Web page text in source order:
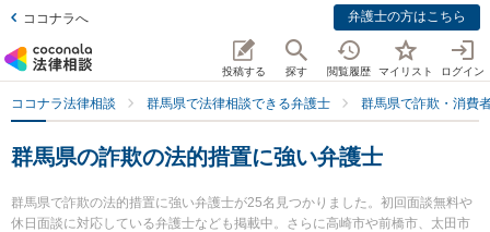
ココナラへ 弁護士の方はこちら
投稿する 探す 閲覧履歴 マイリスト ログイン
ココナラ法律相談 群馬県で法律相談できる弁護士 群馬県で詐欺・消費
群馬県の詐欺の法的措置に強い弁護士
群馬県で詐欺の法的措置に強い弁護士が25名見つかりました。初回面談無料や
休日面談に対応している弁護士なども掲載中。さらに高崎市や前橋市、太田市